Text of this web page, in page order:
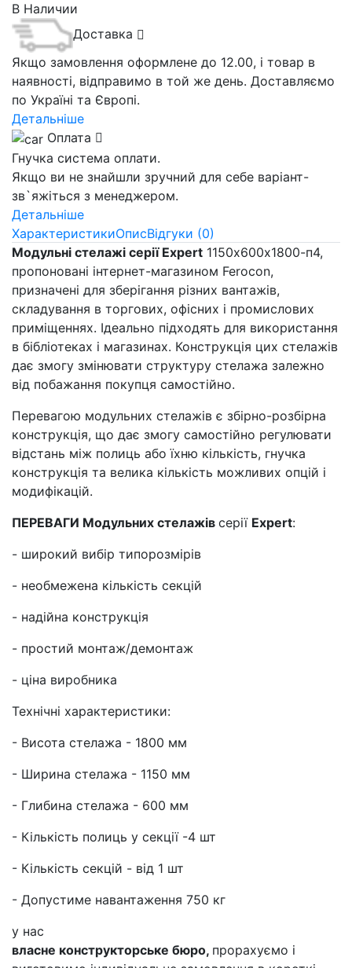
В Наличии
Доставка
Якщо замовлення оформлене до 12.00, і товар в
наявності, відправимо в той же день. Доставляємо
по Україні та Європі.
Детальніше
Оплата
Гнучка система оплати.
Якщо ви не знайшли зручний для себе варіант-
зв`яжіться з менеджером.
Детальніше
ХарактеристикиОписВідгуки (0)
Модульні стелажі серії Expert 1150х600х1800-п4,
пропоновані інтернет-магазином Ferocon,
призначені для зберігання різних вантажів,
складування в торгових, офісних і промислових
приміщеннях. Ідеально підходять для використання
в бібліотеках і магазинах. Конструкція цих стелажів
дає змогу змінювати структуру стелажа залежно
від побажання покупця самостійно.
Перевагою модульних стелажів є збірно-розбірна
конструкція, що дає змогу самостійно регулювати
відстань між полиць або їхню кількість, гнучка
конструкція та велика кількість можливих опцій і
модифікацій.
ПЕРЕВАГИ Модульних стелажів серії Expert:
- широкий вибір типорозмірів
- необмежена кількість секцій
- надійна конструкція
- простий монтаж/демонтаж
- ціна виробника
Технічні характеристики:
- Висота стелажа - 1800 мм
- Ширина стелажа - 1150 мм
- Глибина стелажа - 600 мм
- Кількість полиць у секції -4 шт
- Кількість секцій - від 1 шт
- Допустиме навантаження 750 кг
у нас
власне конструкторське бюро, прорахуємо і